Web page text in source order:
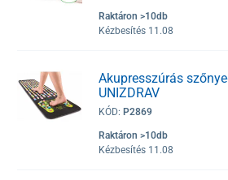
Raktáron >10db
Kézbesítés 11.08
Akupresszúrás
UNIZDRAV
KÓD: P2869
Raktáron >10db
Kézbesítés 11.08